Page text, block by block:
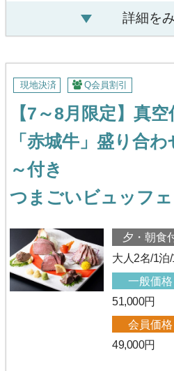
詳細を
現地決済 Q会員割引
【7～8月限定】真
「赤城牛」盛り合
～付き
つまごいビュッフェ
夕・朝食
大人2名/1泊
一般価格
51,000円
会員価格
49,000円